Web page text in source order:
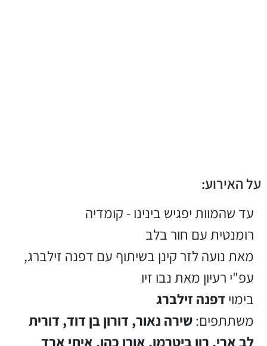
על האירוע:
עד שהמוות יפגיש בינינו - קומדיה
רומנטית עם חור בלב
מאת נועה לזר קינן בשיתוף עם דפנה זילברג,
עפ"י רעיון מאת נבו זיו
בימוי דפנה זילברג
משתתפים:שירה נאור, דורון בן דוד, דורית
לב ארי, רון ביטרמן, אורן כהן, איתי ארד